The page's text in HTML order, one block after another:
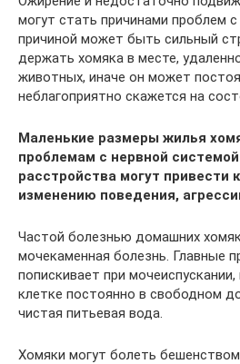
могут стать причинами проблем
причиной может быть сильный
держать хомяка в месте,
животных, иначе он может
неблагоприятно скажется на
Маленькие размеры жилья
проблемам с нервной
расстройства могут привести
изменению поведения,
Частой болезнью домашних
мочекаменная болезнь. Главные
попискивает при
клетке постоянно в свободном
чистая питьевая вода.
Хомяки могут болеть